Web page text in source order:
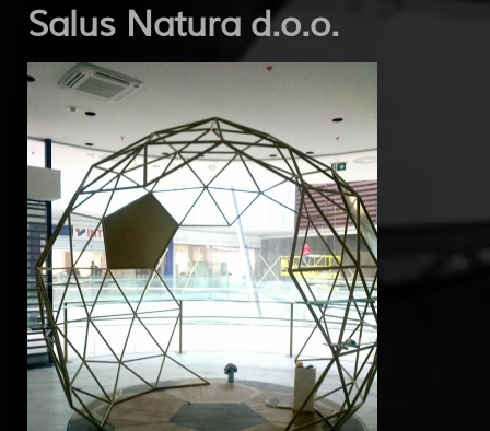
Salus Natura d.o.o.